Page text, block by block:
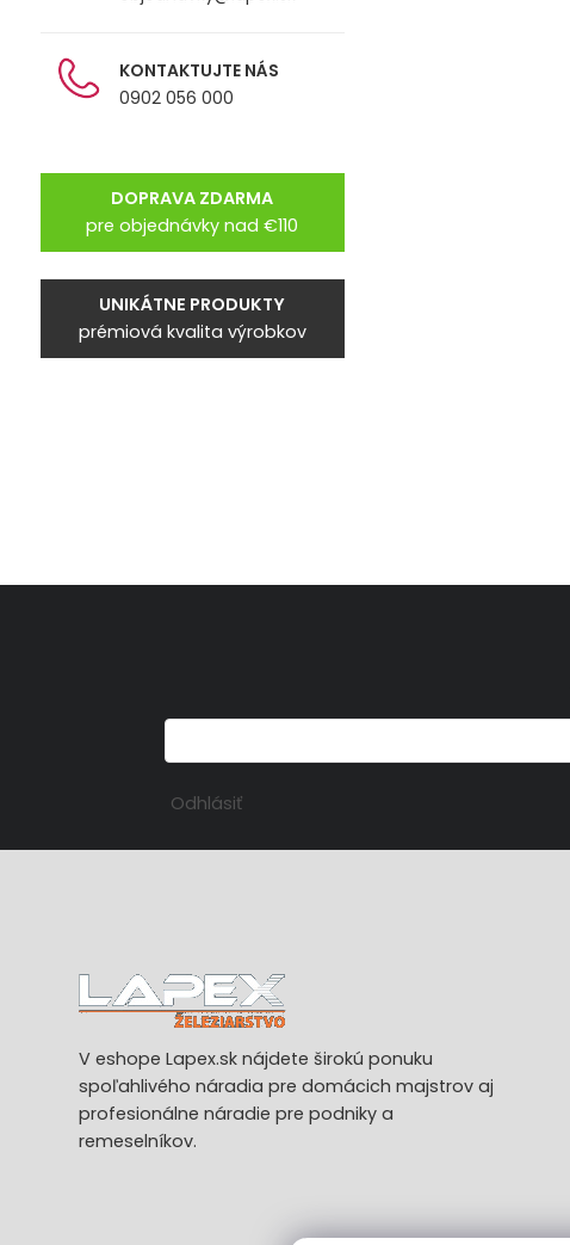
KONTAKTUJTE NÁS
0902 056 000
DOPRAVA ZDARMA
pre objednávky nad €110
UNIKÁTNE PRODUKTY
prémiová kvalita výrobkov
Odhlásiť
V eshope Lapex.sk nájdete širokú ponuku
spoľahlivého náradia pre domácich majstrov aj
profesionálne náradie pre podniky a
remeselníkov.